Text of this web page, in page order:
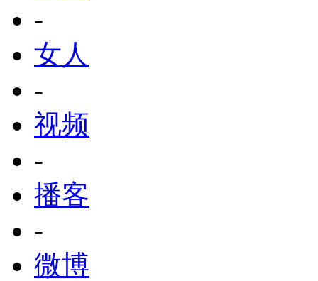
-
女人
-
视频
-
播客
-
微博